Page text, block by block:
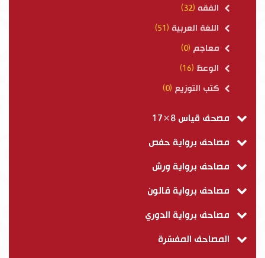
الفقه (32)
اللغة العربية (51)
معاجم (0)
الوعظ (16)
كتب التوزيع (0)
مصحف قياس 8×17
مصاحف برواية حفص
مصاحف برواية ورش
مصاحف برواية قالون
مصاحف برواية الدوري
المصاحف المفسّرة